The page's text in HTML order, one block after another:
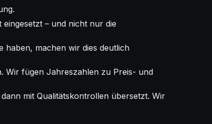
– und nicht nur die
haben, machen wir dies deutlich
Wir fügen Jahreszahlen zu Preis- und
mit Qualitätskontrollen übersetzt. Wir